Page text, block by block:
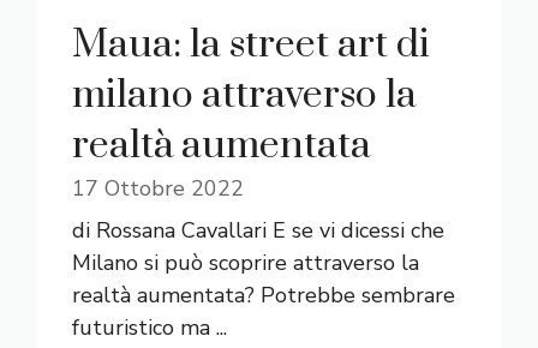
Maua: la street art di
milano attraverso la
realtà aumentata
17 Ottobre 2022
di Rossana Cavallari E se vi dicessi che
Milano si può scoprire attraverso la
realtà aumentata? Potrebbe sembrare
futuristico ma ...